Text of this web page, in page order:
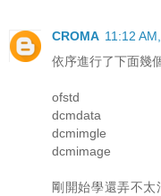
CROMA 11:12
依序進行了下面幾
ofstd
dcmdata
dcmimgle
dcmimage
剛開始學還弄不